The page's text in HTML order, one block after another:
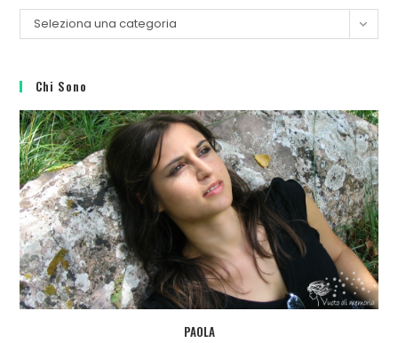
Seleziona una categoria
Chi Sono
PAOLA